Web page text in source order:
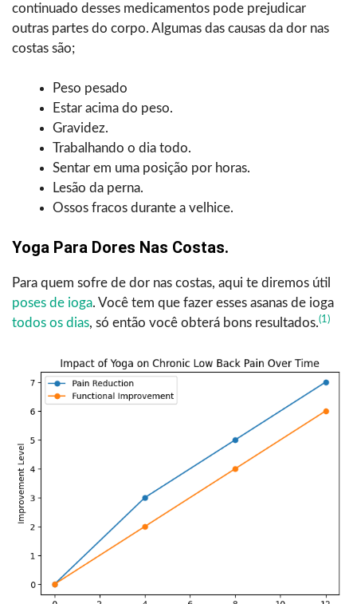
continuado desses medicamentos pode prejudicar
outras partes do corpo. Algumas das causas da dor nas
costas são;
Peso pesado
Estar acima do peso.
Gravidez.
Trabalhando o dia todo.
Sentar em uma posição por horas.
Lesão da perna.
Ossos fracos durante a velhice.
Yoga Para Dores Nas Costas.
Para quem sofre de dor nas costas, aqui te diremos útil
poses de ioga. Você tem que fazer esses asanas de ioga
todos os dias, só então você obterá bons resultados.(1)